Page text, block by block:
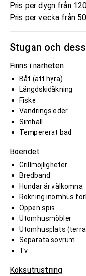
Pris per dygn från
Pris per vecka från
Stugan och
Finns i närheten
Båt (att hyra)
Längdskidåkning
Fiske
Vandringsleder
Simhall
Tempererat bad
Boendet
Grillmöjligheter
Bredband
Hundar är välkomna
Rökning inomhus
Öppen spis
Utomhusmöbler
Utomhusplats
Separata sovrum
Tv
Köksutrustning